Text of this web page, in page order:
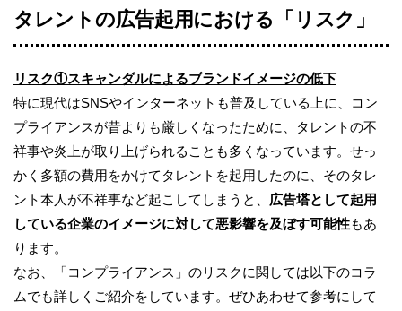
タレントの広告起用における「リスク」
リスク①スキャンダルによるブランドイメージの低下
特に現代はSNSやインターネットも普及している上に、コン
プライアンスが昔よりも厳しくなったために、タレントの不
祥事や炎上が取り上げられることも多くなっています。せっ
かく多額の費用をかけてタレントを起用したのに、そのタレ
ント本人が不祥事など起こしてしまうと、 広告塔として起用
している企業のイメージに対して悪影響を及ぼす可能性もあ
ります。
なお、「コンプライアンス」のリスクに関しては以下のコラ
ムでも詳しくご紹介をしています。ぜひあわせて参考にして